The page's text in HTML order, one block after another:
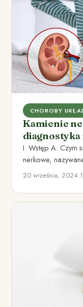
CHOROBY
Kamienie
diagnostyka
I. Wstęp A. Czym
nerkowe,
twardymi
20 września, 2024•